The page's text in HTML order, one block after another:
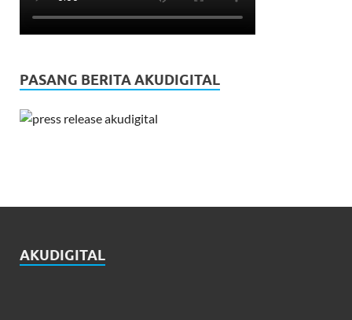
PASANG BERITA AKUDIGITAL
AKUDIGITAL